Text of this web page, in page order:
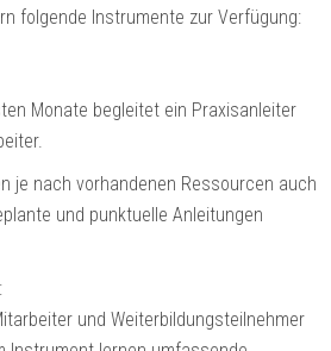
folgende Instrumente zur Verfügung:
Monate begleitet ein Praxisanleiter
je nach vorhandenen Ressourcen auch
und punktuelle Anleitungen
und Weiterbildungsteilnehmer